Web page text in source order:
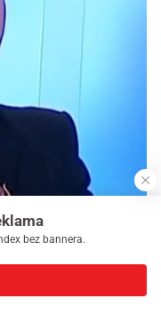
rezultate
bez bannera.